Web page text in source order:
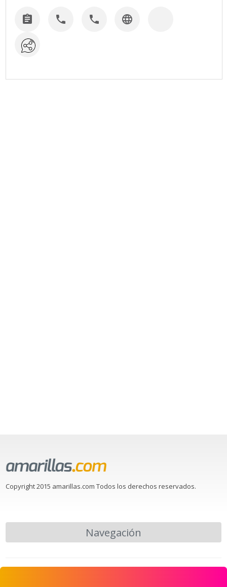
   
Copyright 2015 amarillas.com Todos los derechos reservados.
Navegación